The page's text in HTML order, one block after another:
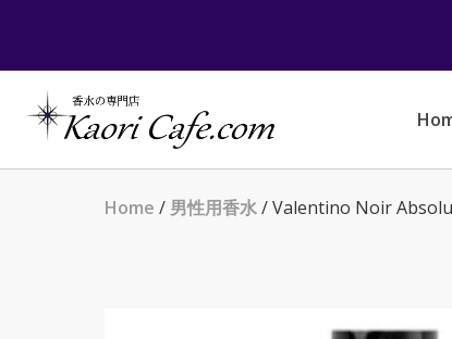
content
Home / 男性用香水/ Valentino Noir Absolu